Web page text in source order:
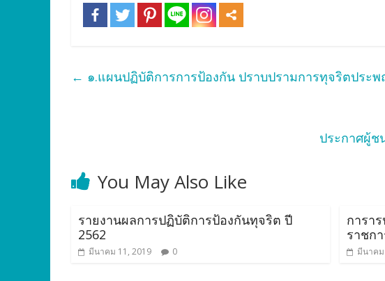
← ๑.แผนปฏิบัติการการป้องกัน ปราบปรามการทุจริตประ
ประกาศผู้ช
You May Also Like
รายงานผลการปฏิบัติการป้องกันทุจริต ปี
2562
มีนาคม 11, 2019 0
การา
ราชก
มีนาคม